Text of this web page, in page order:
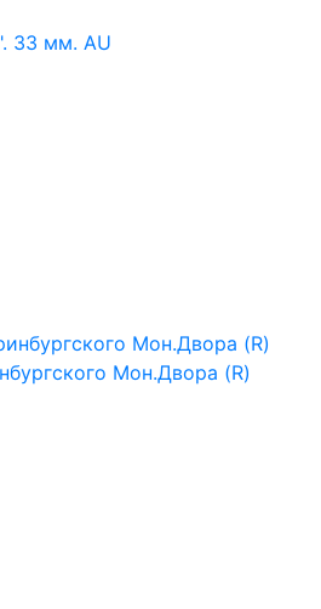
33 мм. AU
Мон.Двора (R)